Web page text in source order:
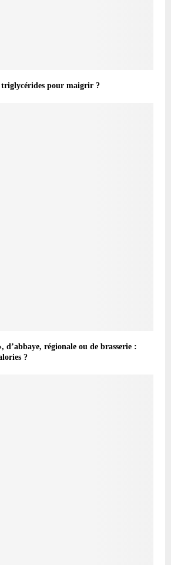
pour maigrir ?
d’abbaye, régionale ou de brasserie :
?